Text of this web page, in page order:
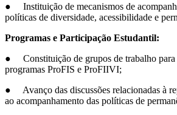
● Instituição de mecanismos de
políticas de diversidade, acessibilidade e
Programas e Participação Estudantil:
● Constituição de grupos de trabalho para
programas ProFIS e ProFIIVI;
● Avanço das discussões relacionadas à
ao acompanhamento das políticas de